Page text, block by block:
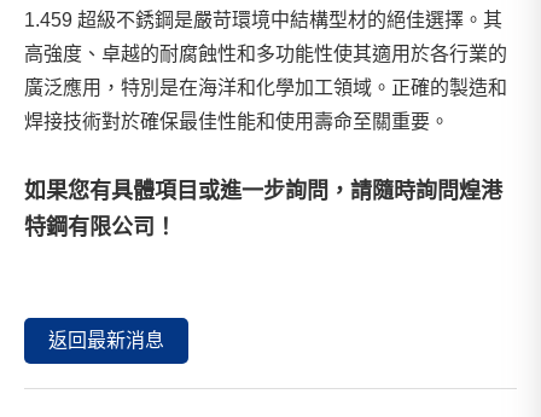
1.459 超級不銹鋼是嚴苛環境中結構型材的絕佳選擇。其
高強度、卓越的耐腐蝕性和多功能性使其適用於各行業的
廣泛應用，特別是在海洋和化學加工領域。正確的製造和
焊接技術對於確保最佳性能和使用壽命至關重要。
如果您有具體項目或進一步詢問，請隨時詢問煌港
特鋼有限公司 ！
返回最新消息